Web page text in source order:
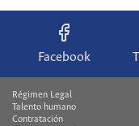
Facebook
Régimen Legal
Talento humano
Contratación